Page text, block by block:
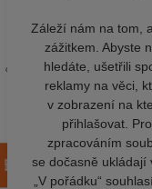
Záleží nám na tom,
zážitkem. Abyste
hledáte, ušetřili
reklamy na věci,
v zobrazení na
přihlašovat.
zpracováním
se dočasně ukládají
„V pořádku“